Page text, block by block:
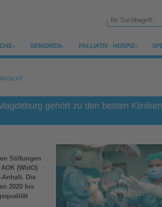
Suchformular
SUBMENU FOR
SENIOREN SUBMENU FOR
PALLIATIV · HOSPIZ
gehört zu den besten
Stiftungen
(WIdO)
Die
2020 bis